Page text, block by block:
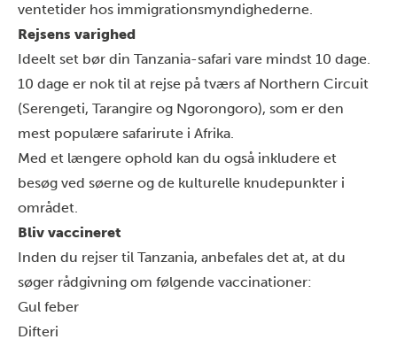
ventetider hos immigrationsmyndighederne.
Rejsens varighed
Ideelt set bør din Tanzania-safari vare mindst 10 dage.
10 dage er nok til at rejse på tværs af Northern Circuit
(Serengeti, Tarangire og Ngorongoro), som er den
mest populære safarirute i Afrika.
Med et længere ophold kan du også inkludere et
besøg ved søerne og de kulturelle knudepunkter i
området.
Bliv vaccineret
Inden du rejser til Tanzania, anbefales det at, at du
søger rådgivning om følgende vaccinationer:
Gul feber
Difteri